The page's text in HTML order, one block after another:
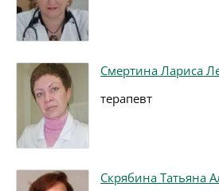
Смертина Лариса
терапевт
Скрябина Татьяна